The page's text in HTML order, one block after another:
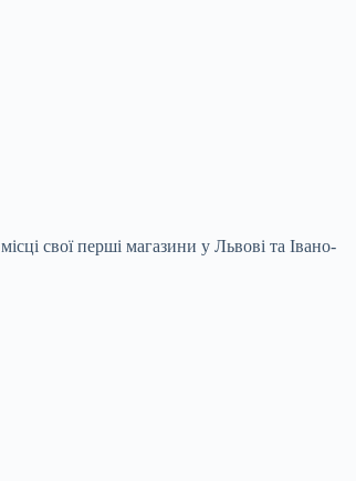
свої перші магазини у Львові та Івано-